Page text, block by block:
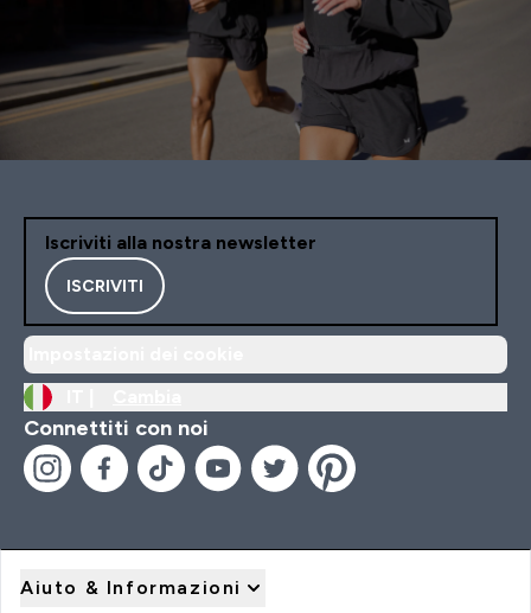
Iscriviti alla nostra newsletter
ISCRIVITI
Connettiti con noi
Aiuto & Informazioni